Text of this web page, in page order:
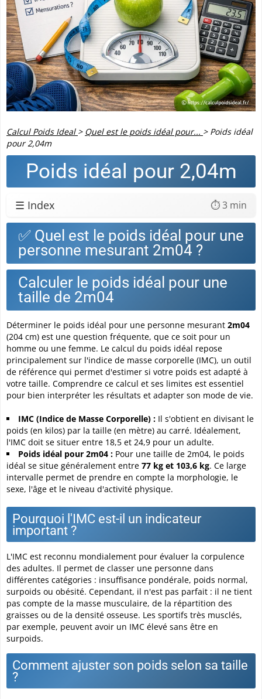
Calcul Poids Ideal > Quel est le poids idéal pour... > Poids idéal
pour 2,04m
Poids idéal pour 2,04m
☰ Index ⏱️ 3 min
✅ Quel est le poids idéal pour une
personne mesurant 2m04 ?
Calculer le poids idéal pour une
taille de 2m04
Déterminer le poids idéal pour une personne mesurant 2m04
(204 cm) est une question fréquente, que ce soit pour un
homme ou une femme. Le calcul du poids idéal repose
principalement sur l'indice de masse corporelle (IMC), un outil
de référence qui permet d'estimer si votre poids est adapté à
votre taille. Comprendre ce calcul et ses limites est essentiel
pour bien interpréter les résultats et adapter son mode de vie.
IMC (Indice de Masse Corporelle) : Il s'obtient en divisant le
poids (en kilos) par la taille (en mètre) au carré. Idéalement,
l'IMC doit se situer entre 18,5 et 24,9 pour un adulte.
Poids idéal pour 2m04 : Pour une taille de 2m04, le poids
idéal se situe généralement entre 77 kg et 103,6 kg. Ce large
intervalle permet de prendre en compte la morphologie, le
sexe, l'âge et le niveau d'activité physique.
Pourquoi l'IMC est-il un indicateur
important ?
L'IMC est reconnu mondialement pour évaluer la corpulence
des adultes. Il permet de classer une personne dans
différentes catégories : insuffisance pondérale, poids normal,
surpoids ou obésité. Cependant, il n'est pas parfait : il ne tient
pas compte de la masse musculaire, de la répartition des
graisses ou de la densité osseuse. Les sportifs très musclés,
par exemple, peuvent avoir un IMC élevé sans être en
surpoids.
Comment ajuster son poids selon sa taille
?